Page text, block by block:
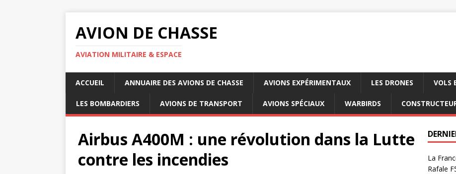
AVION DE CHASSE
AVIATION MILITAIRE & ESPACE
ACCUEIL ANNUAIRE DES AVIONS DE CHASSE AVIONS EXPÉRIMENTAUX LES DRONES VOLS
LES BOMBARDIERS AVIONS DE TRANSPORT AVIONS SPÉCIAUX WARBIRDS
Airbus A400M : une révolution dans la Lutte
contre les incendies
La
Rafale